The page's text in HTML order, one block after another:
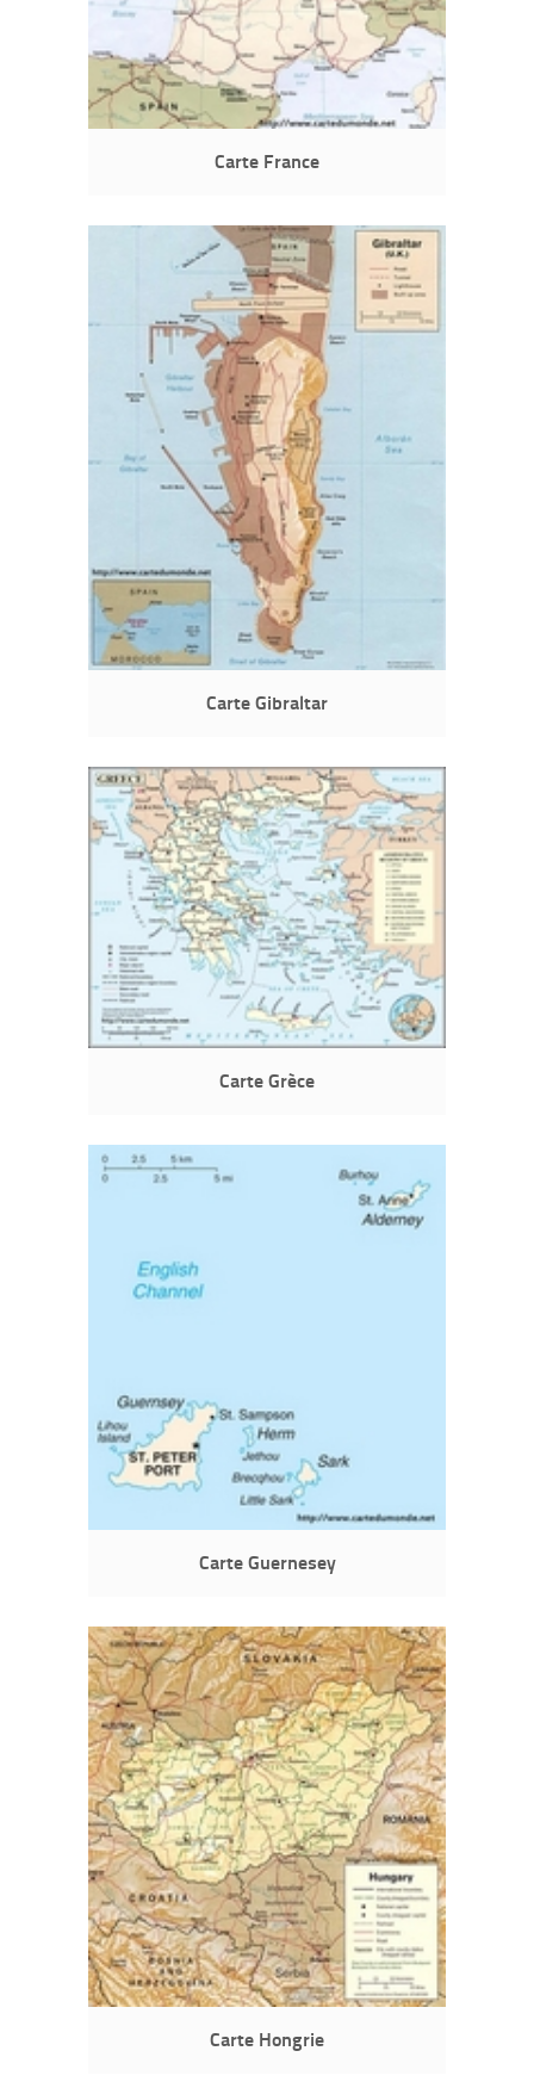
Carte France
Carte Gibraltar
Carte Grèce
Carte Guernesey
Carte Hongrie